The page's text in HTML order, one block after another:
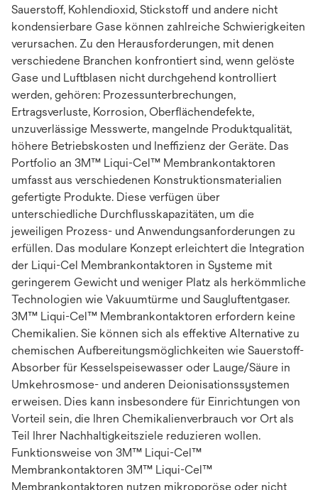
Sauerstoff, Kohlendioxid, Stickstoff und andere nicht
kondensierbare Gase können zahlreiche Schwierigkeiten
verursachen. Zu den Herausforderungen, mit denen
verschiedene Branchen konfrontiert sind, wenn gelöste
Gase und Luftblasen nicht durchgehend kontrolliert
werden, gehören: Prozessunterbrechungen,
Ertragsverluste, Korrosion, Oberflächendefekte,
unzuverlässige Messwerte, mangelnde Produktqualität,
höhere Betriebskosten und Ineffizienz der Geräte. Das
Portfolio an 3M™ Liqui-Cel™ Membrankontaktoren
umfasst aus verschiedenen Konstruktionsmaterialien
gefertigte Produkte. Diese verfügen über
unterschiedliche Durchflusskapazitäten, um die
jeweiligen Prozess- und Anwendungsanforderungen zu
erfüllen. Das modulare Konzept erleichtert die Integration
der Liqui-Cel Membrankontaktoren in Systeme mit
geringerem Gewicht und weniger Platz als herkömmliche
Technologien wie Vakuumtürme und Saugluftentgaser.
3M™ Liqui-Cel™ Membrankontaktoren erfordern keine
Chemikalien. Sie können sich als effektive Alternative zu
chemischen Aufbereitungsmöglichkeiten wie Sauerstoff-
Absorber für Kesselspeisewasser oder Lauge/Säure in
Umkehrosmose- und anderen Deionisationssystemen
erweisen. Dies kann insbesondere für Einrichtungen von
Vorteil sein, die Ihren Chemikalienverbrauch vor Ort als
Teil Ihrer Nachhaltigkeitsziele reduzieren wollen.
Funktionsweise von 3M™ Liqui-Cel™
Membrankontaktoren 3M™ Liqui-Cel™
Membrankontaktoren nutzen mikroporöse oder nicht